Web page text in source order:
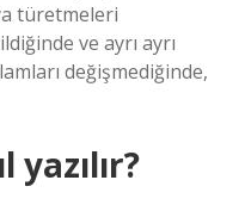
türetmeleri
ve ayrı ayrı
değişmediğinde,
yazılır?